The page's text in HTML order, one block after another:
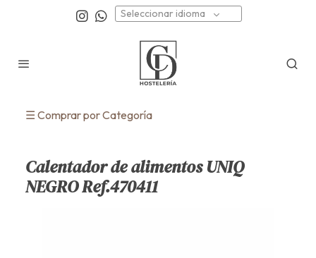
Seleccionar idioma
☰ Comprar por Categoría
Calentador de alimentos UNIQ
NEGRO Ref.470411